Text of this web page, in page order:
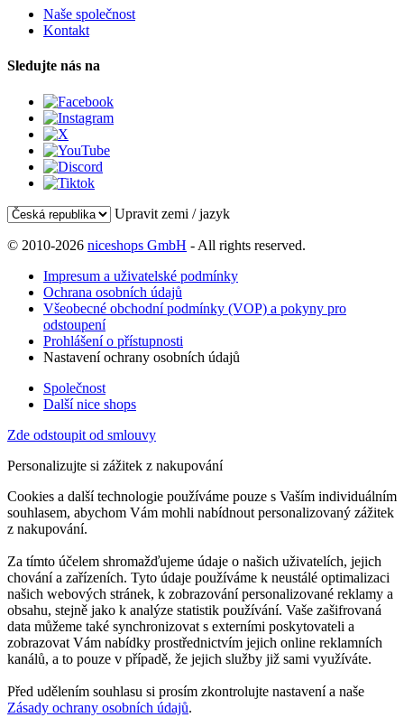
Naše společnost
Kontakt
Sledujte nás na
Upravit zemi / jazyk
© 2010-2026 niceshops GmbH - All rights reserved.
Impresum a uživatelské podmínky
Ochrana osobních údajů
Všeobecné obchodní podmínky (VOP) a pokyny pro
odstoupení
Prohlášení o přístupnosti
Nastavení ochrany osobních údajů
Společnost
Další nice shops
Zde odstoupit od smlouvy
Personalizujte si zážitek z nakupování
Cookies a další technologie používáme pouze s Vaším individuálním
souhlasem, abychom Vám mohli nabídnout personalizovaný zážitek
z nakupování.
Za tímto účelem shromažďujeme údaje o našich uživatelích, jejich
chování a zařízeních. Tyto údaje používáme k neustálé optimalizaci
našich webových stránek, k zobrazování personalizované reklamy a
obsahu, stejně jako k analýze statistik používání. Vaše zašifrovaná
data můžeme také synchronizovat s externími poskytovateli a
zobrazovat Vám nabídky prostřednictvím jejich online reklamních
kanálů, a to pouze v případě, že jejich služby již sami využíváte.
Před udělením souhlasu si prosím zkontrolujte nastavení a naše
Zásady ochrany osobních údajů.